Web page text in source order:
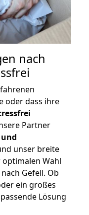
nach
oder dass ihre
Partner
unser breite
Wahl
Gefell. Ob
ein großes
Lösung